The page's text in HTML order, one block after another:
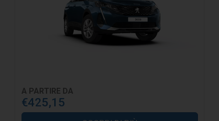
A PARTIRE DA
€425,15